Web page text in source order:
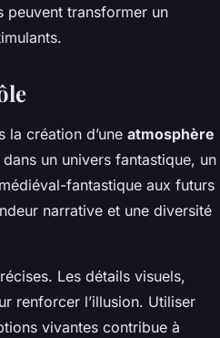
peuvent transformer un
la création d’une atmosphère
un univers fantastique, un
fantastique aux futurs
narrative et une diversité
Les détails visuels,
renforcer l’illusion. Utiliser
vivantes contribue à